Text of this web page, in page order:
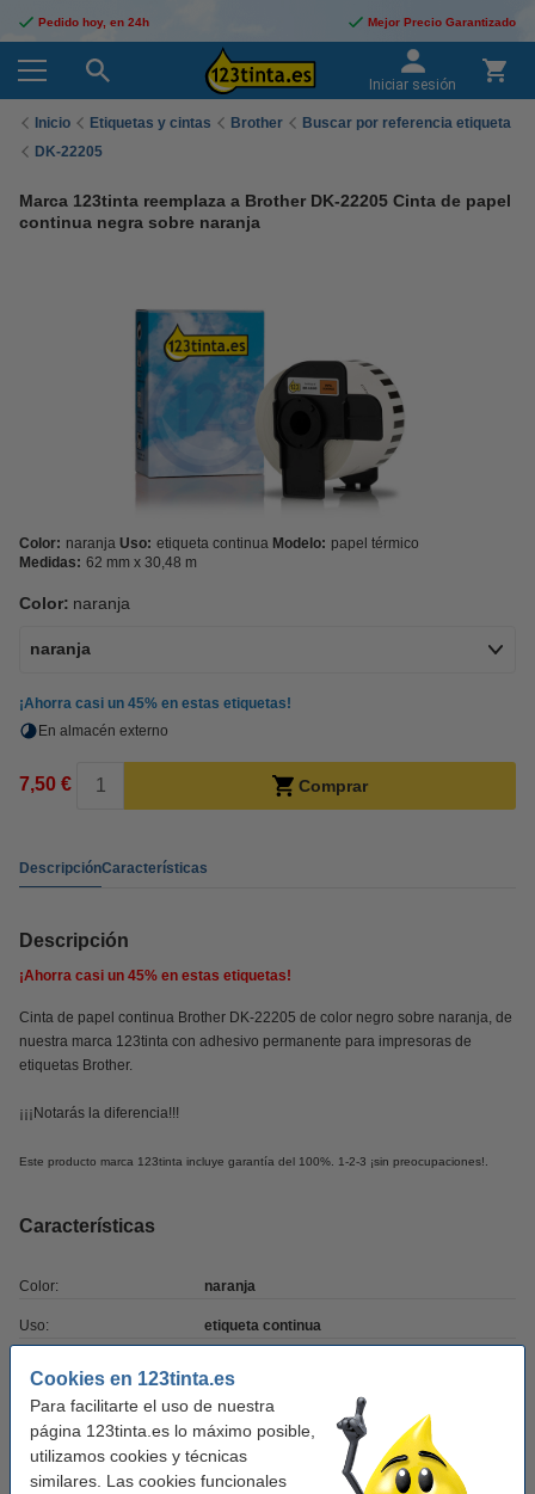
Cookies en 123tinta.es
Para facilitarte el uso de nuestra
página 123tinta.es lo máximo posible,
utilizamos cookies y técnicas
similares. Las cookies funcionales
Pedido hoy, en 24h Mejor Precio Garantizado
Iniciar sesión
Inicio Etiquetas y cintas Brother
Buscar por referencia etiqueta
DK-22205
Marca 123tinta reemplaza a Brother DK-22205 Cinta de papel
continua negra sobre naranja
Color: naranja Uso: etiqueta continua Modelo: papel térmico
Medidas: 62 mm x 30,48 m
Color: naranja
naranja
¡Ahorra casi un 45% en estas etiquetas!
En almacén externo
7,50 € Comprar
DescripciónCaracterísticas
Descripción
¡Ahorra casi un 45% en estas etiquetas!
Cinta de papel continua Brother DK-22205 de color negro sobre naranja, de
nuestra marca 123tinta con adhesivo permanente para impresoras de
etiquetas Brother.
¡¡¡Notarás la diferencia!!!
Este producto marca 123tinta incluye garantía del 100%. 1-2-3 ¡sin preocupaciones!.
Características
Color: naranja
Uso: etiqueta continua
Medidas: 62 mm x 30,48 m
Marca: 123tinta
Código EAN: -